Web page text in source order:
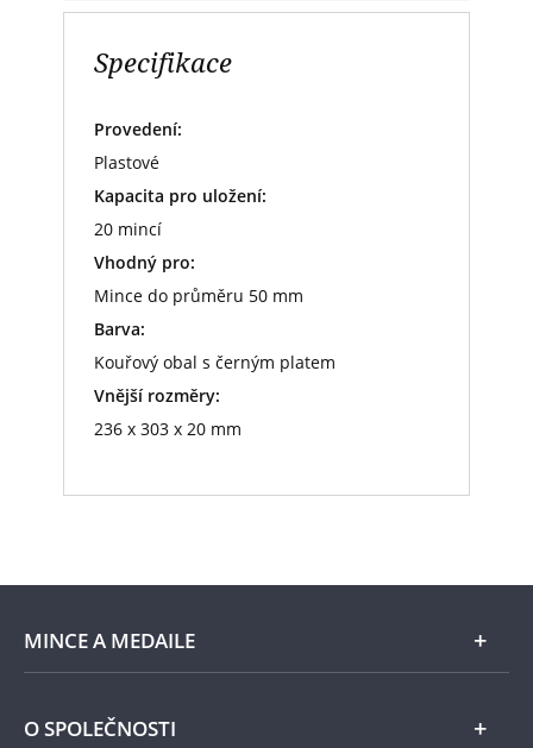
Specifikace
Provedení:
Plastové
Kapacita pro uložení:
20 mincí
Vhodný pro:
Mince do průměru 50 mm
Barva:
Kouřový obal s černým platem
Vnější rozměry:
236 x 303 x 20 mm
MINCE A MEDAILE
E-shop
O SPOLEČNOSTI